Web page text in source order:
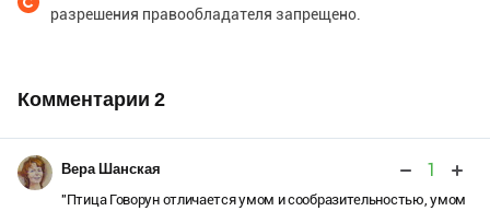
разрешения правообладателя запрещено.
Комментарии 2
Вера Шанская 1
"Птица Говорун отличается умом и сообразительностью, умом